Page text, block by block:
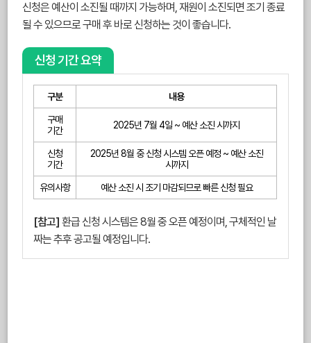
신청은 예산이 소진될 때까지 가능하며, 재원이 소진되면 조기 종료
될 수 있으므로 구매 후 바로 신청하는 것이 좋습니다.
신청 기간 요약
구분 내용
구매
기간
2025년 7월 4일 ~ 예산 소진 시까지
신청
기간
2025년 8월 중 신청 시스템 오픈 예정 ~ 예산 소진
시까지
유의사항 예산 소진 시 조기 마감되므로 빠른 신청 필요
[참고] 환급 신청 시스템은 8월 중 오픈 예정이며, 구체적인 날
짜는 추후 공고될 예정입니다.